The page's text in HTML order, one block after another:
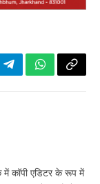
TelegramWhatsApp
Copy
में कॉपी एडिटर के रूप में